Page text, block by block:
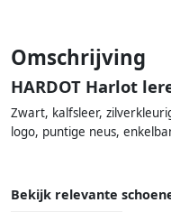
Omschrijving
HARDOT Harlot
Zwart, kalfsleer,
logo, puntige neus,
Bekijk relevante